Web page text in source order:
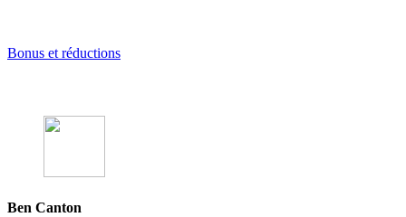
Bonus et réductions
Ben Canton